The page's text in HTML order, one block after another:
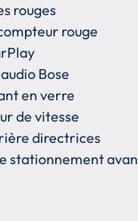
rouges
rouge
Bose
en verre
de vitesse
directrices
stationnement